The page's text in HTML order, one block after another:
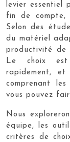
levier essentiel
fin de compte,
Selon des
du matériel
productivité de
Le choix est
rapidement,
comprenant
vous pouvez
Nous
équipe, les
critères de